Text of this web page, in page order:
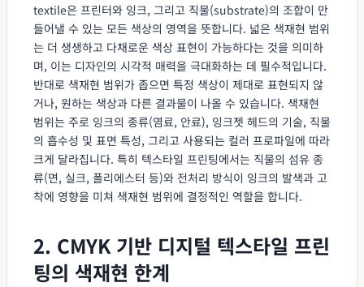
textile은 프린터와 잉크, 그리고 직물(substrate)의 조합이 만
들어낼 수 있는 모든 색상의 영역을 뜻합니다. 넓은 색재현 범위
는 더 생생하고 다채로운 색상 표현이 가능하다는 것을 의미하
며, 이는 디자인의 시각적 매력을 극대화하는 데 필수적입니다.
반대로 색재현 범위가 좁으면 특정 색상이 제대로 표현되지 않
거나, 원하는 색상과 다른 결과물이 나올 수 있습니다. 색재현
범위는 주로 잉크의 종류(염료, 안료), 잉크젯 헤드의 기술, 직물
의 흡수성 및 표면 특성, 그리고 사용되는 컬러 프로파일에 따라
크게 달라집니다. 특히 텍스타일 프린팅에서는 직물의 섬유 종
류(면, 실크, 폴리에스터 등)와 전처리 방식이 잉크의 발색과 고
착에 영향을 미쳐 색재현 범위에 결정적인 역할을 합니다.
2. CMYK 기반 디지털 텍스타일 프린
팅의 색재현 한계